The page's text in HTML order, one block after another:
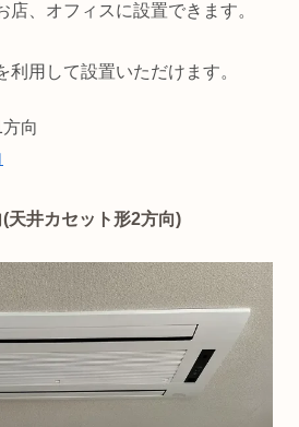
店、オフィスに設置できます。
用して設置いただけます。
向
天井カセット形2方向)